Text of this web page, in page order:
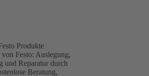
Produkte
Festo: Auslegung,
und Reparatur durch
Beratung,